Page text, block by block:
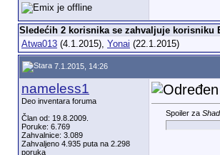
Sledećih 2 korisnika se zahvaljuje korisniku
Atwa013(4.1.2015), Yonai (22.1.2015)
7.1.2015, 14:26
nameless1
Deo inventara foruma
Član od: 19.8.2009.
Poruke: 6.769
Zahvalnice: 3.089
Zahvaljeno 4.935 puta na 2.298
poruka
Spoiler za